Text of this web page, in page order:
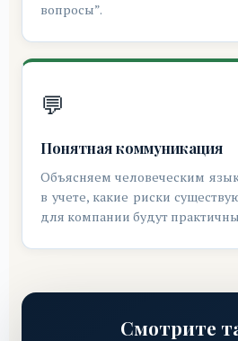
вопросы”.
💬
Понятная коммуникация
Объясняем человеческим
в учете, какие риски
для компании будут
Смотрите